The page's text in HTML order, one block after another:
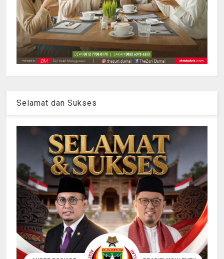
Selamat dan Sukses